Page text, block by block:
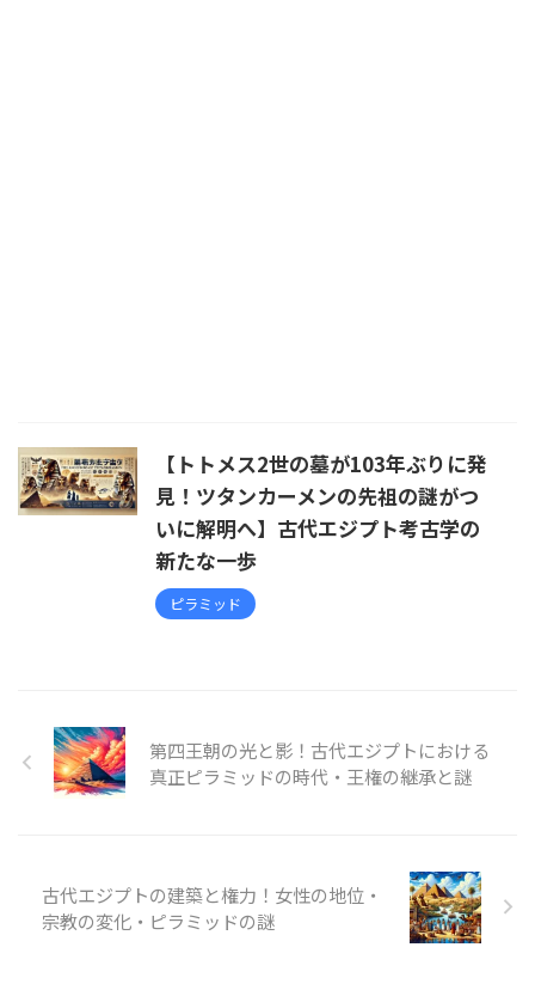
【トトメス2世の墓が103年ぶりに発
見！ツタンカーメンの先祖の謎がつ
いに解明へ】古代エジプト考古学の
新たな一歩
ピラミッド
第四王朝の光と影！古代エジプトにおける
真正ピラミッドの時代・王権の継承と謎
古代エジプトの建築と権力！女性の地位・
宗教の変化・ピラミッドの謎